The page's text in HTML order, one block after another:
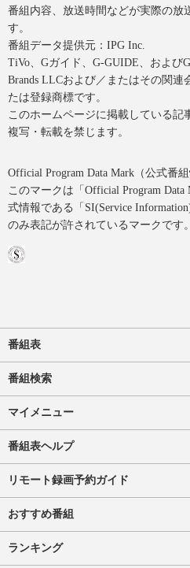
番組内容、放送時間などが実際の放
す。
番組データ提供元：IPG Inc.
TiVo、Gガイド、G-GUIDE、および
Brands LLCおよび／またはその関連
たは登録商標です。
このホームページに掲載している記
複写・転載を禁じます。
Official Program Data Mark（公式番組
このマークは「Official Program
式情報である「SI(Service
のみ表記が許されているマークです。
番組表
番組検索
マイメニュー
番組表ヘルプ
リモート録画予約ガイド
おすすめ番組
ランキング